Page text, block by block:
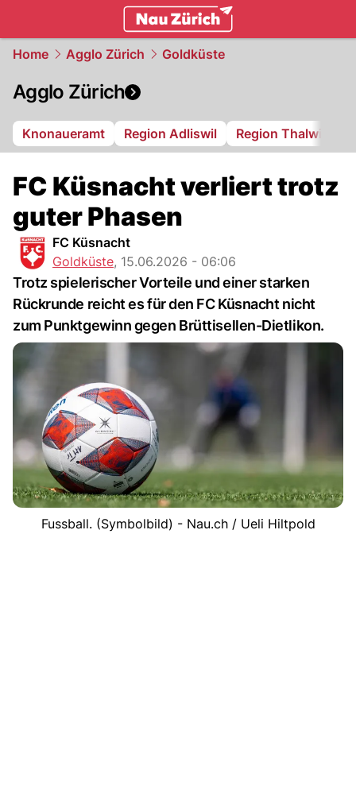
Home Agglo Zürich Goldküste
Agglo Zürich
Knonaueramt Region Adliswil Region Thalwil
FC Küsnacht verliert trotz
guter Phasen
FC Küsnacht
Goldküste, 15.06.2026 - 06:06
Trotz spielerischer Vorteile und einer starken
Rückrunde reicht es für den FC Küsnacht nicht
zum Punktgewinn gegen Brüttisellen-Dietlikon.
Fussball. (Symbolbild) - Nau.ch / Ueli Hiltpold